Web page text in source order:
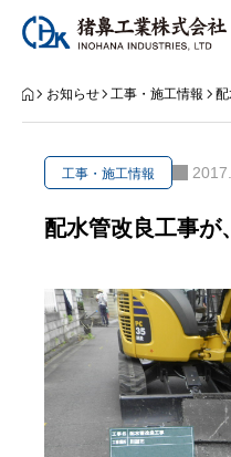
お知らせ
会社案内
採用情報
お知らせ 工事・施工情報 配
工事・施工情報
配水管改良工事が